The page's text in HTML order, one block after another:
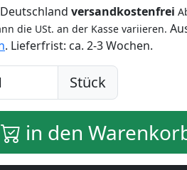
versandkostenfrei
die USt. an der Kasse variieren.
. Lieferfrist: ca. 2-3 Wochen.
Stück
in den